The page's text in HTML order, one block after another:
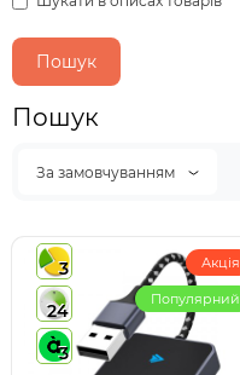
Пошук
За замовчуванням
3
24
3
Акція
Популярний